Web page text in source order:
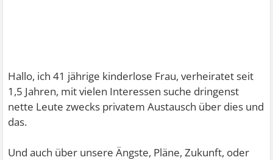
Hallo, ich 41 jährige kinderlose Frau, verheiratet seit
1,5 Jahren, mit vielen Interessen suche dringenst
nette Leute zwecks privatem Austausch über dies und
das.
Und auch über unsere Ängste, Pläne, Zukunft, oder